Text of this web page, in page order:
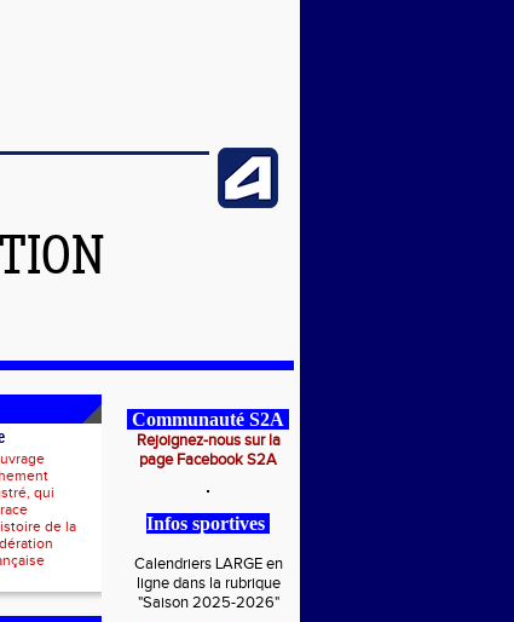
qui
de la
Communauté S2A
Rejoignez-nous sur la
page Facebook S2A
Infos sportives
Calendriers LARGE en
ligne dans la rubrique
"Saison 2025-2026"